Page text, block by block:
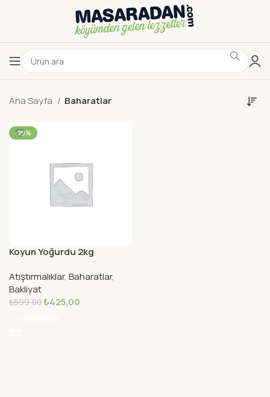
Ana Sayfa Baharatlar
-29%
Koyun Yoğurdu 2kg
Atıştırmalıklar, Baharatlar,
Bakliyat
₺599,00₺425,00